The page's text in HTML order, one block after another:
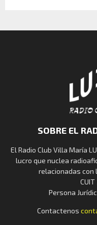
SOBRE EL
El Radio Club Villa María
lucro que nuclea
relacionadas con
Persona
Contactenos